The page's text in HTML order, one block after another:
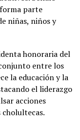
parte
niñas, niños y
honoraria del
entre los
la educación y la
el liderazgo
acciones